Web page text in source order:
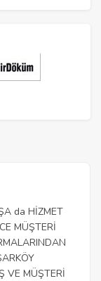
da HİZMET
MÜŞTERİ
VE MÜŞTERİ